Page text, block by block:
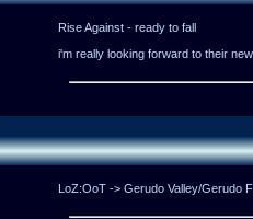
Rise Against - ready to fall
i'm really looking forward to their
LoZ:OoT -> Gerudo Valley/Gerudo